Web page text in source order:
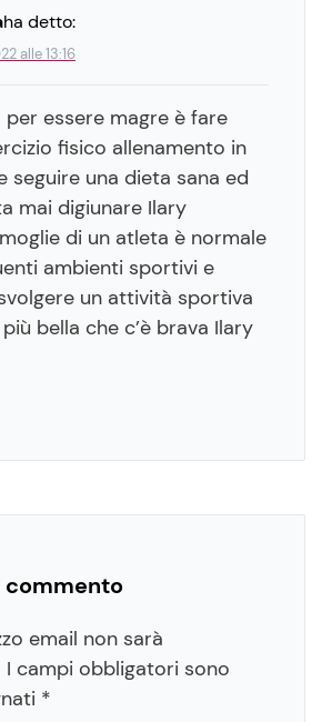
ha detto:
alle 13:16
per essere magre è fare
fisico allenamento in
seguire una dieta sana ed
mai digiunare Ilary
di un atleta è normale
ambienti sportivi e
un attività sportiva
bella che c’è brava Ilary
commento
email non sarà
I campi obbligatori sono
*